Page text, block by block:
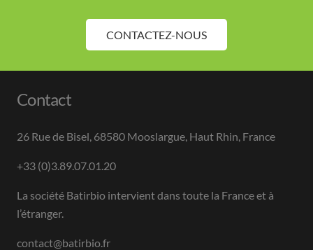
CONTACTEZ-NOUS
Contact
26 Rue de Bisel, 68580 Mooslargue, Haut Rhin, France
+33 (0)3.89.07.01.20
La société Batirbio intervient dans toute la France et à
l’étranger.
contact@batirbio.fr